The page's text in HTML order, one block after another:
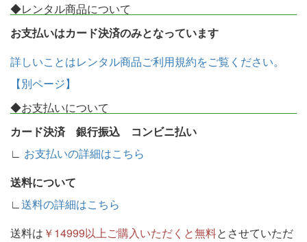
◆レンタル商品について
お支払いはカード決済のみとなっています
詳しいことはレンタル商品ご利用規約をご覧ください。
【別ページ】
◆お支払いについて
カード決済 銀行振込 コンビニ払い
∟ お支払いの詳細はこちら
送料について
∟送料の詳細はこちら
送料は ￥14999以上ご購入いただくと無料とさせていただ